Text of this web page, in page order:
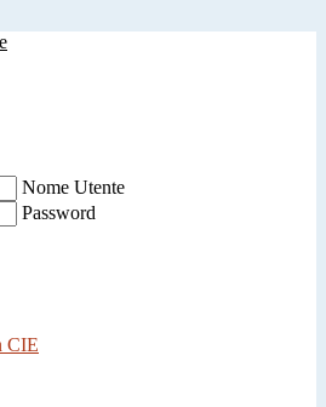
Nome Utente
Password
CIE